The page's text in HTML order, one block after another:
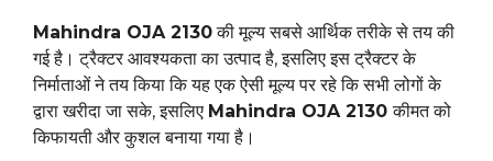
Mahindra OJA 2130की मूल्य सबसे आर्थिक तरीके से तय की
गई है। ट्रैक्टर आवश्यकता का उत्पाद है, इसलिए इस ट्रैक्टर के
निर्माताओं ने तय किया कि यह एक ऐसी मूल्य पर रहे कि सभी लोगों के
द्वारा खरीदा जा सके, इसलिए Mahindra OJA 2130कीमत को
किफायती और कुशल बनाया गया है।